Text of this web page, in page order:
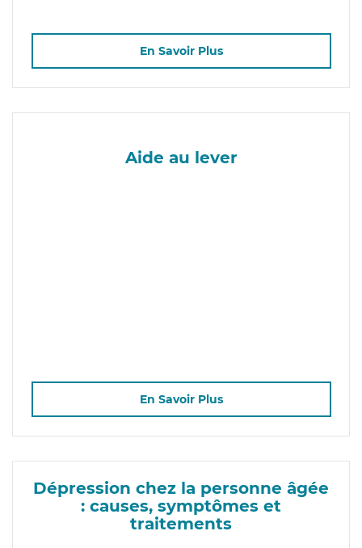
En Savoir Plus
Aide au lever
En Savoir Plus
Dépression chez la personne âgée
: causes, symptômes et
traitements